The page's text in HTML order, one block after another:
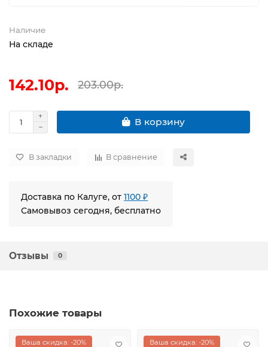
Наличие
На складе
142.10р. 203.00р.
В корзину
В закладки В сравнение
Доставка по Калуге, от 1100 ₽
Самовывоз сегодня, бесплатно
Отзывы 0
Похожие товары
Ваша скидка: -20%
Ваша скидка: -20%